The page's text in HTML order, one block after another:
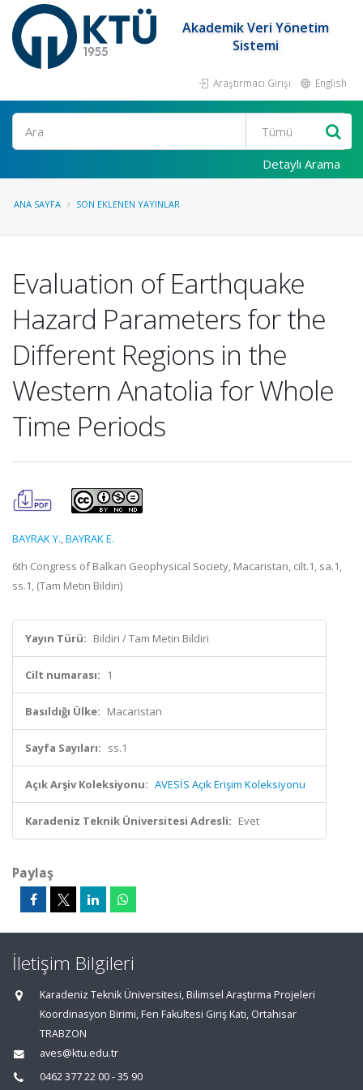
Akademik Veri Yönetim
Sistemi
Araştırmacı Girişi English
Ara
Detaylı Arama
ANA SAYFA SON EKLENEN YAYINLAR
Evaluation of Earthquake
Hazard Parameters for the
Different Regions in the
Western Anatolia for Whole
Time Periods
BAYRAK Y.,BAYRAK E.
6th Congress of Balkan Geophysical Society, Macaristan, cilt.1, sa.1,
ss.1, (Tam Metin Bildiri)
Yayın Türü: Bildiri / Tam Metin Bildiri
Cilt numarası: 1
Basıldığı Ülke: Macaristan
Sayfa Sayıları: ss.1
Açık Arşiv Koleksiyonu: AVESİS Açık Erişim Koleksiyonu
Karadeniz Teknik Üniversitesi Adresli: Evet
Paylaş
İletişim Bilgileri
Karadeniz Teknik Üniversitesi, Bilimsel Araştırma Projeleri
Koordinasyon Birimi, Fen Fakültesi Giriş Katı, Ortahisar
TRABZON
aves@ktu.edu.tr
0462 377 22 00 - 35 90